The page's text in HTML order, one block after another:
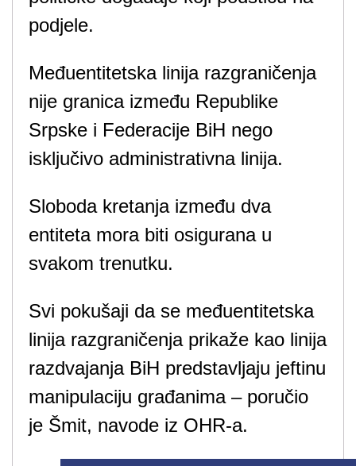
podjele.
Međuentitetska linija razgraničenja
nije granica između Republike
Srpske i Federacije BiH nego
isključivo administrativna linija.
Sloboda kretanja između dva
entiteta mora biti osigurana u
svakom trenutku.
Svi pokušaji da se međuentitetska
linija razgraničenja prikaže kao linija
razdvajanja BiH predstavljaju jeftinu
manipulaciju građanima – poručio
je Šmit, navode iz OHR-a.